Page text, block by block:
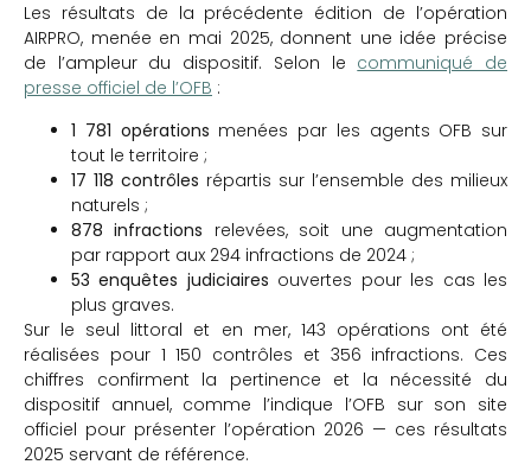
Les résultats de la précédente édition de l’opération
AIRPRO, menée en mai 2025, donnent une idée précise
de l’ampleur du dispositif. Selon le communiqué de
presse officiel de l’OFB :
1 781 opérations menées par les agents OFB sur
tout le territoire ;
17 118 contrôles répartis sur l’ensemble des milieux
naturels ;
878 infractions relevées, soit une augmentation
par rapport aux 294 infractions de 2024 ;
53 enquêtes judiciaires ouvertes pour les cas les
plus graves.
Sur le seul littoral et en mer, 143 opérations ont été
réalisées pour 1 150 contrôles et 356 infractions. Ces
chiffres confirment la pertinence et la nécessité du
dispositif annuel, comme l’indique l’OFB sur son site
officiel pour présenter l’opération 2026 — ces résultats
2025 servant de référence.